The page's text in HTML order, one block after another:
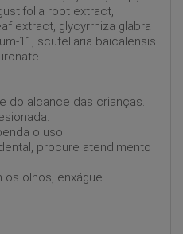
root extract,
extract, glycyrrhiza glabra
11, scutellaria baicalensis
do alcance das crianças.
o uso.
procure atendimento
olhos, enxágue